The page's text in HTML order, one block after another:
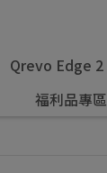
Qrevo Edge 2
福利品專區